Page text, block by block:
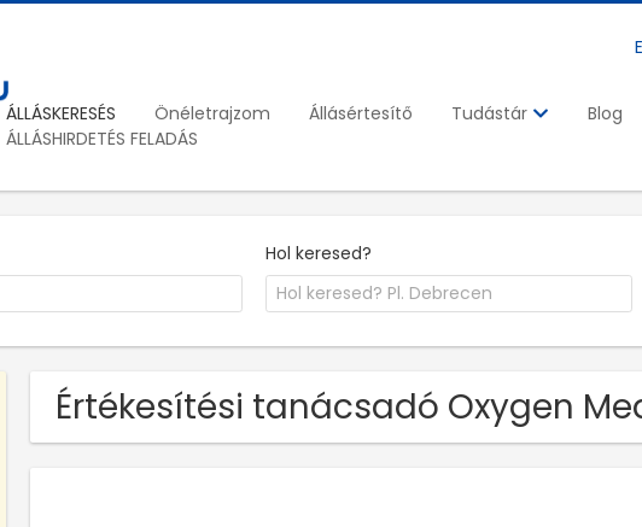
ÁLLÁSKERESÉS Önéletrajzom Állásértesítő Tudástár Blog
ÁLLÁSHIRDETÉS FELADÁS
Hol keresed?
Értékesítési tanácsadó Oxygen